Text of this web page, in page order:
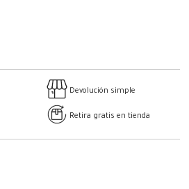
Devolución simple
Retira gratis en tienda